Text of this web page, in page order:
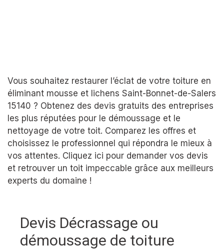
Vous souhaitez restaurer l’éclat de votre toiture en
éliminant mousse et lichens Saint-Bonnet-de-Salers
15140 ? Obtenez des devis gratuits des entreprises
les plus réputées pour le démoussage et le
nettoyage de votre toit. Comparez les offres et
choisissez le professionnel qui répondra le mieux à
vos attentes. Cliquez ici pour demander vos devis
et retrouver un toit impeccable grâce aux meilleurs
experts du domaine !
Devis Décrassage ou
démoussage de toiture